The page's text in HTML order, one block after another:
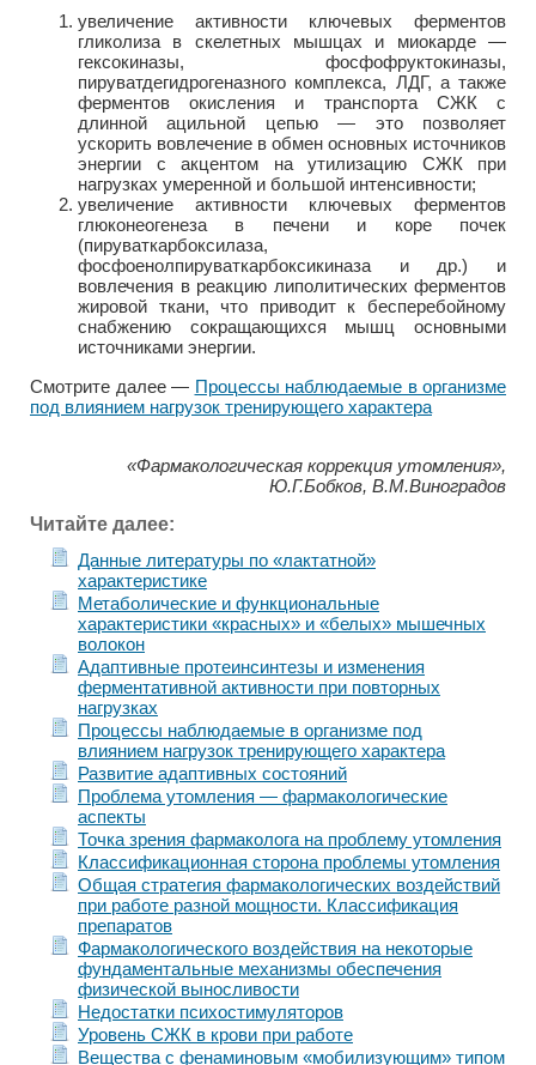
увеличение активности ключевых ферментов
гликолиза в скелетных мышцах и миокарде —
гексокиназы, фосфофруктокиназы,
пируватдегидрогеназного комплекса, ЛДГ, а также
ферментов окисления и транспорта СЖК с
длинной ацильной цепью — это позволяет
ускорить вовлечение в обмен основных источников
энергии с акцентом на утилизацию СЖК при
нагрузках умеренной и большой интенсивности;
увеличение активности ключевых ферментов
глюконеогенеза в печени и коре почек
(пируваткарбоксилаза,
фосфоенолпируваткарбоксикиназа и др.) и
вовлечения в реакцию липолитических ферментов
жировой ткани, что приводит к бесперебойному
снабжению сокращающихся мышц основными
источниками энергии.
Смотрите далее — Процессы наблюдаемые в организме
под влиянием нагрузок тренирующего характера
«Фармакологическая коррекция утомления»,
Ю.Г.Бобков, В.М.Виноградов
Читайте далее:
Данные литературы по «лактатной»
характеристике
Метаболические и функциональные
характеристики «красных» и «белых» мышечных
волокон
Адаптивные протеинсинтезы и изменения
ферментативной активности при повторных
нагрузках
Процессы наблюдаемые в организме под
влиянием нагрузок тренирующего характера
Развитие адаптивных состояний
Проблема утомления — фармакологические
аспекты
Точка зрения фармаколога на проблему утомления
Классификационная сторона проблемы утомления
Общая стратегия фармакологических воздействий
при работе разной мощности. Классификация
препаратов
Фармакологического воздействия на некоторые
фундаментальные механизмы обеспечения
физической выносливости
Недостатки психостимуляторов
Уровень СЖК в крови при работе
Вещества с фенаминовым «мобилизующим» типом